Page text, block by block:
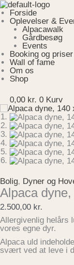
Gå
til
indholdet
Menu
Forside
Oplevelser &
Alpacawalk
Gårdbesøg
Events
Booking og priser
Wall of fame
Om os
Shop
0,00 kr. 0 Kurv
Bolig, Dyner og
Alpaca
2.500,00 kr.
Allergivenlig helårs
vores egne dyr.
Alpaca uld
svært ved at leve i
Alpaca
dyne,
140
200cm
antal